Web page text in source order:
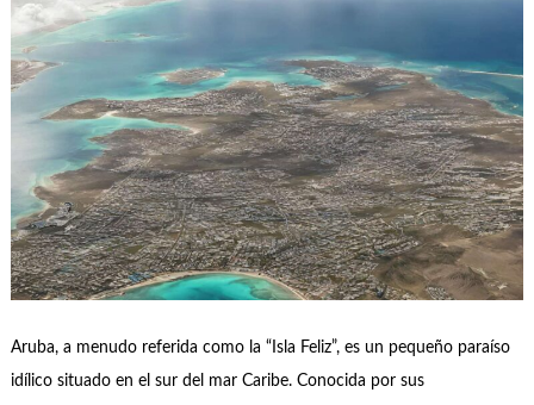
Aruba, a menudo referida como la “Isla Feliz”, es un pequeño paraíso
idílico situado en el sur del mar Caribe. Conocida por sus